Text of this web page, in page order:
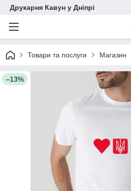
Друкарня Кавун у Дніпрі
Товари та послуги Магазин
–13%